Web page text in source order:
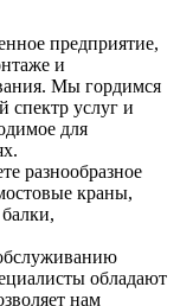
предприятие,
и
Мы гордимся
спектр услуг и
для
разнообразное
краны,
обладают
нам